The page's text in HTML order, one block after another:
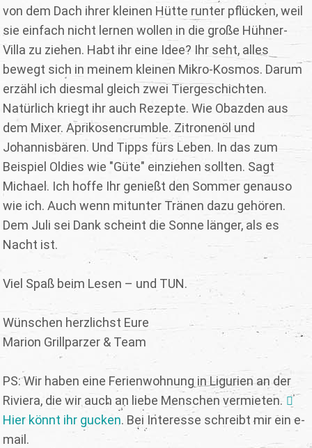
von dem Dach ihrer kleinen Hütte runter pflücken, weil
sie einfach nicht lernen wollen in die große Hühner-
Villa zu ziehen. Habt ihr eine Idee? Ihr seht, alles
bewegt sich in meinem kleinen Mikro-Kosmos. Darum
erzähl ich diesmal gleich zwei Tiergeschichten.
Natürlich kriegt ihr auch Rezepte. Wie Obazden aus
dem Mixer. Aprikosencrumble. Zitronenöl und
Johannisbären. Und Tipps fürs Leben. In das zum
Beispiel Oldies wie "Güte" einziehen sollten. Sagt
Michael. Ich hoffe Ihr genießt den Sommer genauso
wie ich. Auch wenn mitunter Tränen dazu gehören.
Dem Juli sei Dank scheint die Sonne länger, als es
Nacht ist.
Viel Spaß beim Lesen – und TUN.
Wünschen herzlichst Eure
Marion Grillparzer & Team
PS: Wir haben eine Ferienwohnung in Ligurien an der
Riviera, die wir auch an liebe Menschen vermieten.
Hier könnt ihr gucken. Bei Interesse schreibt mir ein e-
mail.